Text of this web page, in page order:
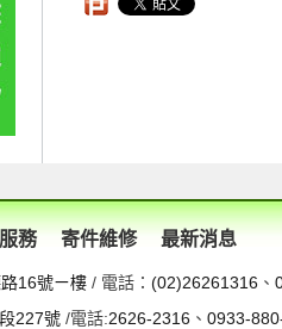
務 寄件維修 最新消息
16號ㄧ樓 / 電話： (02)26261316 、
227號 /電話:2626-2316 、 0933-